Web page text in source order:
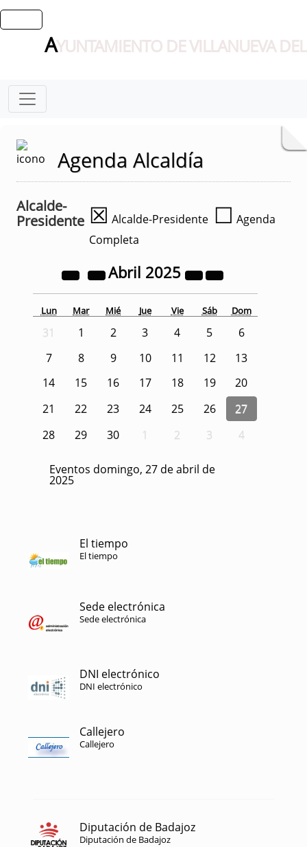
AYUNTAMIENTO DE VILLANUEVA
Agenda Alcaldía
Alcalde-
Presidente ☒ Alcalde-Presidente ☐ Agenda
Completa
Abril 2025
Lun Mar Mié Jue Vie Sáb Dom
31 1 2 3 4 5
6
7
8 9 10 11 12
13
14
15 16 17 18 19
20
21
22 23 24 25 26
27
28
29 30 1 2 3 4
Eventos domingo, 27 de abril de
2025
El tiempo
El tiempo
Sede electrónica
Sede electrónica
DNI electrónico
DNI electrónico
Callejero
Callejero
Diputación de Badajoz
Diputación de Badajoz